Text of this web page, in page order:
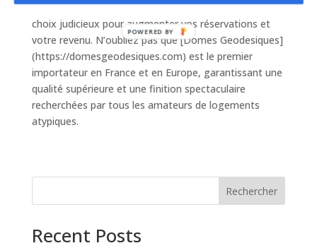
des hébergements insolites fait de ces dômes un
choix judicieux pour augmenter vos réservations et
votre revenu. N’oubliez pas que [Domes Geodesiques]
(https://domesgeodesiques.com) est le premier
importateur en France et en Europe, garantissant une
qualité supérieure et une finition spectaculaire
recherchées par tous les amateurs de logements
atypiques.
Rechercher
Recent Posts
POWERED BY